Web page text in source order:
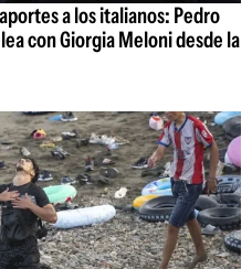
a los italianos: Pedro
con Giorgia Meloni desde la